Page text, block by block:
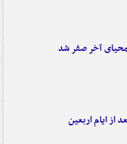
آخر صفر شد
از ایام اربعین